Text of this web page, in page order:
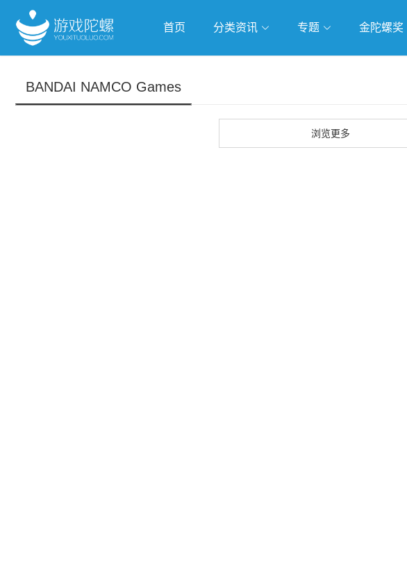
首页 分类资讯 专题
跨界Talk
金陀螺奖
BANDAI NAMCO Games
浏览更多